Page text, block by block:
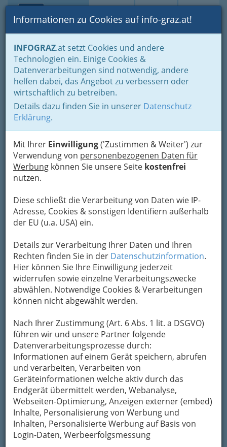
Suche Login Toggle
Informationen zu Cookies auf info-graz.at!
INFOGRAZ.at setzt Cookies und andere
Technologien ein. Einige Cookies &
Datenverarbeitungen sind notwendig, andere
helfen dabei, das Angebot zu verbessern oder
wirtschaftlich zu betreiben.
Details dazu finden Sie in unserer Datenschutz
Erklärung.
Mit Ihrer Einwilligung('Zustimmen & Weiter') zur
Verwendung von personenbezogenen Daten für
Werbung können Sie unsere Seite kostenfrei
nutzen.
Diese schließt die Verarbeitung von Daten wie IP-
Adresse, Cookies & sonstigen Identifiern außerhalb
der EU (u.a. USA) ein.
Details zur Verarbeitung Ihrer Daten und Ihren
Rechten finden Sie in der Datenschutzinformation.
Hier können Sie Ihre Einwilligung jederzeit
widerrufen sowie einzelne Verarbeitungszwecke
abwählen. Notwendige Cookies & Verarbeitungen
können nicht abgewählt werden.
Nach Ihrer Zustimmung (Art. 6 Abs. 1 lit. a DSGVO)
führen wir und unsere Partner folgende
Datenverarbeitungsprozesse durch:
Informationen auf einem Gerät speichern, abrufen
und verarbeiten, Verarbeiten von
Geräteinformationen welche aktiv durch das
Endgerät übermittelt werden, Webanalyse,
Webseiten-Optimierung, Anzeigen externer (embed)
Inhalte, Personalisierung von Werbung und
Inhalten, Personalisierte Werbung auf Basis von
Login-Daten, Werbeerfolgsmessung
Home Branchen
Gewerbe, Handwerk, Banken
Gewerbe & Handwerk, Gliederung der WKO
Mechatroniker
Maschinen- & Fertigungstechniker
Van Geel Austria GmbH
Gradnerstraße 146, 8054 Graz-Straßgang
+43 316 253 384
+43 316 253 384-77
Karte
Adresse mit Google Maps anschauen
So gliedert die WKO